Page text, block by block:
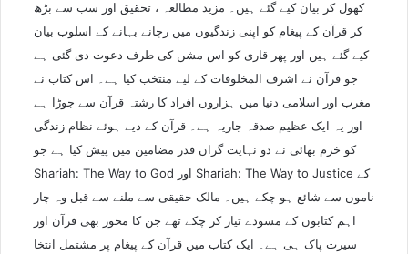
کھول کر بیان کیے گئے ہیں۔ مزید مطالعہ ، تحقیق اور سب سے بڑھ
کر قرآن کے پیغام کو اپنی زندگیوں میں رچانے بہانے کے اسلوب بیان
کیے گئے ہیں اور پھر قاری کو اس مشن کی طرف دعوت دی گئی ہے
جو قرآن نے اشرف المخلوقات کے لیے منتخب کیا ہے۔ اس کتاب نے
مغرب اور اسلامی دنیا میں ہزاروں افراد کا رشتہ قرآن سے جوڑا ہے
اور یہ ایک عظیم صدقہ جاریہ ہے۔ قرآن کے دیے ہوئے نظام زندگی
کو خرم بھائی نے دو نہایت گراں قدر مضامین میں پیش کیا ہے جو
Shariah: The Way to God اور Shariah: The Way to Justice کے
ناموں سے شائع ہو چکے ہیں۔ مالک حقیقی سے ملنے سے قبل وہ چار
اہم کتابوں کے مسودے تیار کر چکے تھے جن کا محور بھی قرآن اور
سیرت پاک ہی ہے۔ ایک کتاب میں قرآن کے پیغام پر مشتمل انتخا